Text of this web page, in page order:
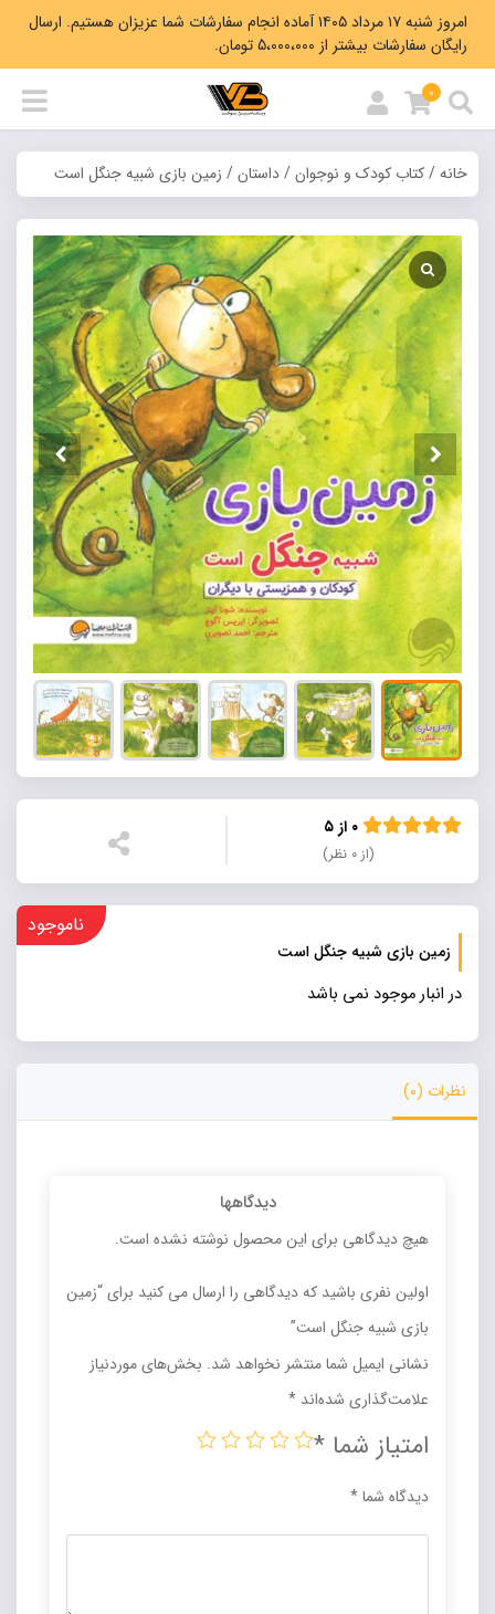
امروز شنبه ۱۷ مرداد ۱۴۰۵ آماده انجام سفارشات شما عزیزان هستیم. ارسال
رایگان سفارشات بیشتر از 5،000،000 تومان.
0
خانه/کتاب کودک و نوجوان/داستان/ زمین بازی شبیه جنگل است
(از ۰ نظر)
زمین بازی شبیه جنگل است
ناموجود
در انبار موجود نمی باشد
نظرات (0)
دیدگاهها
هیچ دیدگاهی برای این محصول نوشته نشده است.
اولین نفری باشید که دیدگاهی را ارسال می کنید برای “زمین
بازی شبیه جنگل است”
نشانی ایمیل شما منتشر نخواهد شد. بخش‌های موردنیاز
علامت‌گذاری شده‌اند *
امتیاز شما *
دیدگاه شما*